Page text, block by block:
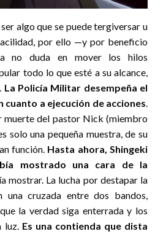
algo que se puede tergiversar u
por ello —y por beneficio
no duda en mover los hilos
todo lo que esté a su alcance,
La Policía Militar desempeña el
cuanto a ejecución de acciones
muerte del pastor Nick (miembro
solo una pequeña muestra, de su
función. Hasta ahora, Shingeki
mostrado una cara de la
mostrar. La lucha por destapar la
cruzada entre dos bandos,
la verdad siga enterrada y los
luz. Es una contienda que dista